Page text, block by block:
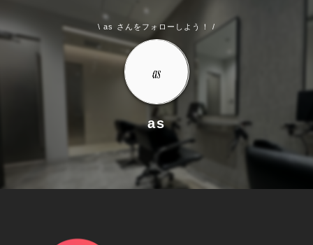
\ as さんをフォローしよう！ /
as